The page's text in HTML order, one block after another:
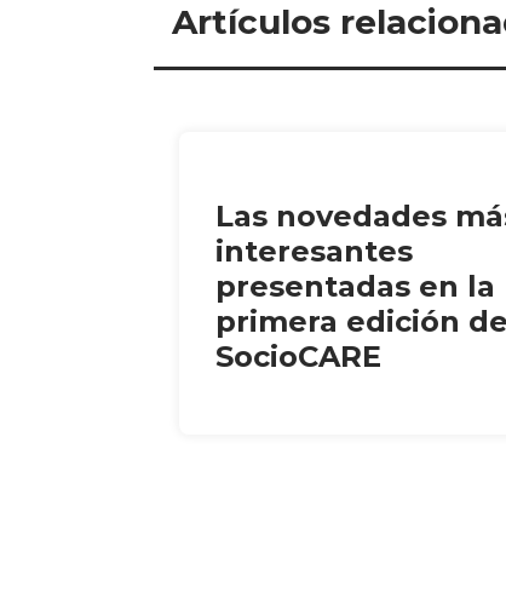
Artículos
Las novedades
interesantes
presentadas en la
primera edición de
SocioCARE